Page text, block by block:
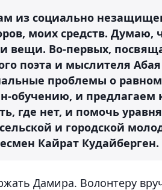
из социально
моих средств. Думаю,
вещи. Во-первых,
поэта и мыслителя
проблемы о равном
обучению, и предлагаем
где нет, и помочь
и городской
Кайрат Кудайберген.
Дамира. Волонтеру